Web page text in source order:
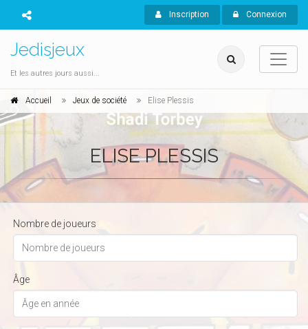
Inscription Connexion
Jedisjeux
Et les autres jours aussi...
Accueil Jeux de société Elise Plessis
ELISE PLESSIS
Nombre de joueurs
Âge